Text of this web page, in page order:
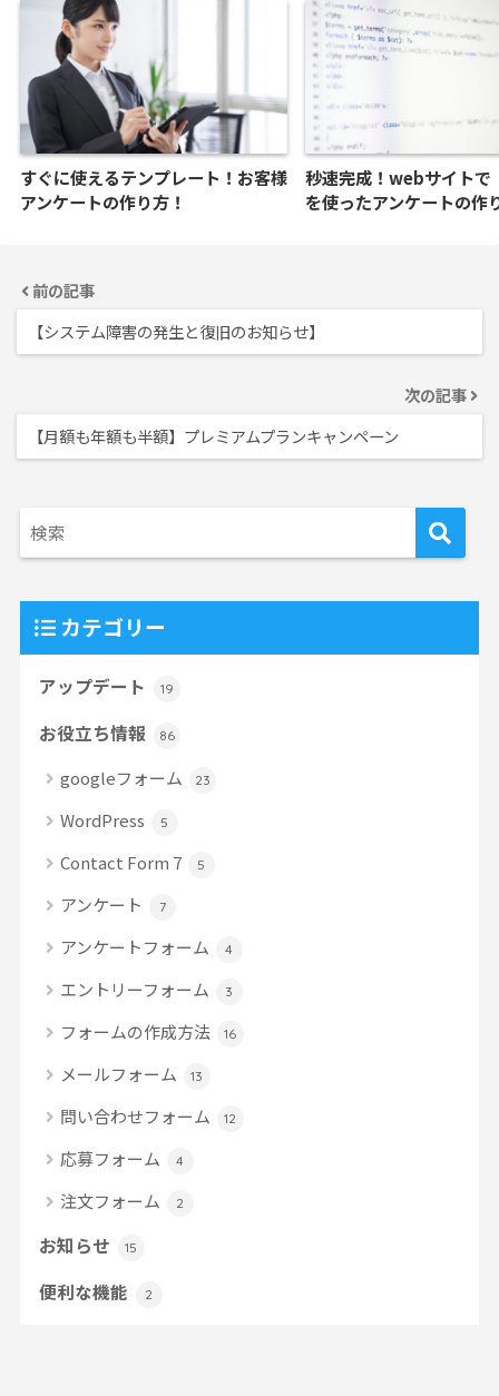
すぐに使えるテンプレート！お客様
アンケートの作り方！
秒速完成！webサイト
を使ったアンケートの作
前の記事
【システム障害の発生と復旧のお知らせ】
次の記事
【月額も年額も半額】プレミアムプランキャンペーン
カテゴリー
アップデート 19
お役立ち情報 86
googleフォーム 23
WordPress 5
Contact Form 7 5
アンケート 7
アンケートフォーム 4
エントリーフォーム 3
フォームの作成方法 16
メールフォーム 13
問い合わせフォーム 12
応募フォーム 4
注文フォーム 2
お知らせ 15
便利な機能 2